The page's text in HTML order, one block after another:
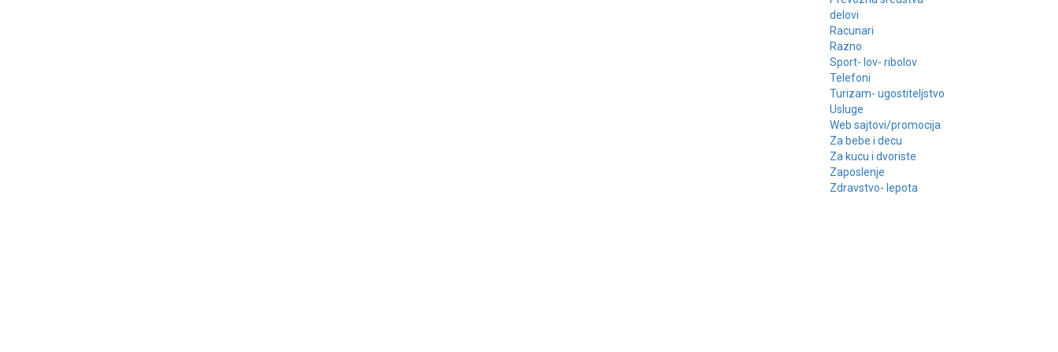
delovi
Racunari
Razno
Sport- lov- ribolov
Telefoni
Turizam- ugostiteljstvo
Usluge
Web sajtovi/promocija
Za bebe i decu
Za kucu i dvoriste
Zaposlenje
Zdravstvo- lepota